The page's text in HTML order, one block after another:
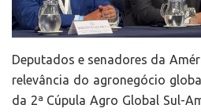
Deputados e senadores da
relevância do agronegócio
da 2ª Cúpula Agro Global Sul-